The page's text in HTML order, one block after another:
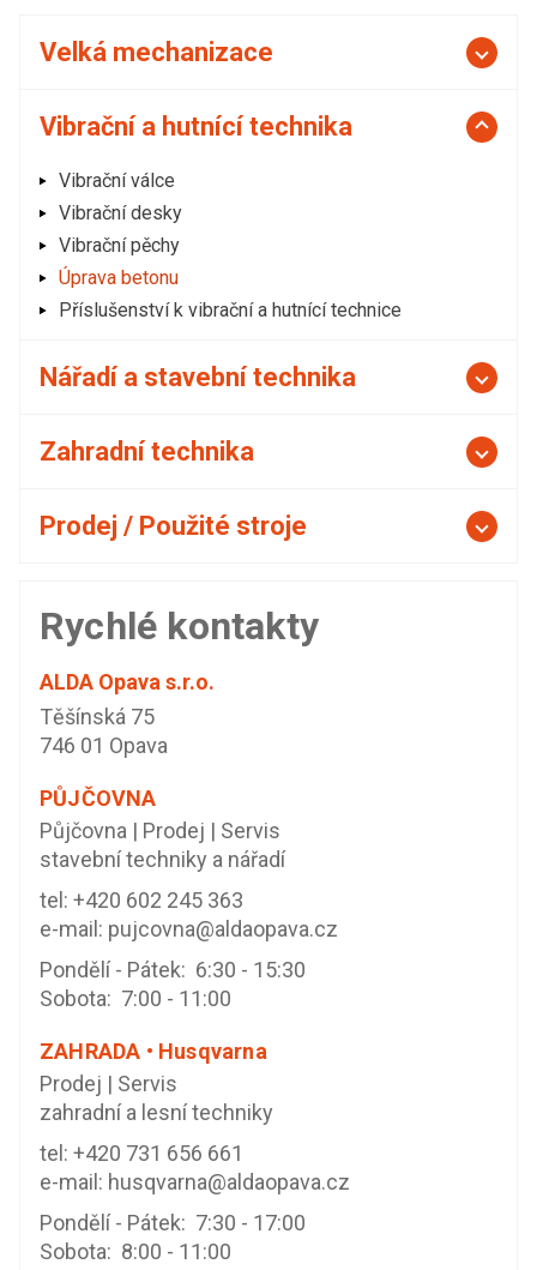
Velká mechanizace
Vibrační a hutnící technika
Vibrační válce
Vibrační desky
Vibrační pěchy
Úprava betonu
Příslušenství k vibrační a hutnící technice
Nářadí a stavební technika
Zahradní technika
Prodej / Použité stroje
Rychlé kontakty
ALDA Opava s.r.o.
Těšínská 75
746 01 Opava
PŮJČOVNA
Půjčovna | Prodej | Servis
stavební techniky a nářadí
tel: +420 602 245 363
e-mail: pujcovna@aldaopava.cz
Pondělí - Pátek: 6:30 - 15:30
Sobota: 7:00 - 11:00
ZAHRADA • Husqvarna
Prodej | Servis
zahradní a lesní techniky
tel: +420 731 656 661
e-mail: husqvarna@aldaopava.cz
Pondělí - Pátek: 7:30 - 17:00
Sobota: 8:00 - 11:00